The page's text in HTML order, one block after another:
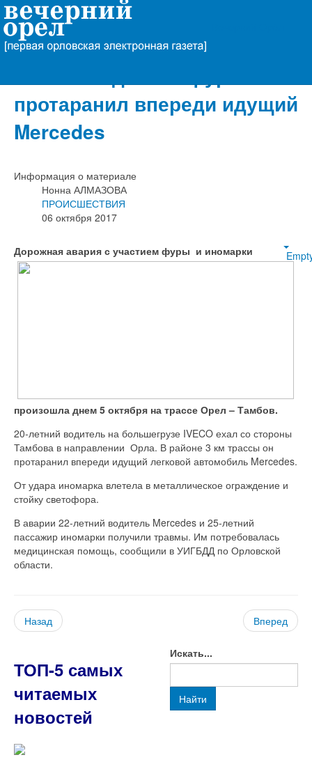
На объездной Орла 20-
протаранил впереди идущий
Mercedes
Информация о материале
Нонна АЛМАЗОВА
ПРОИСШЕСТВИЯ
06 октября 2017
Дорожная авария с участием фуры и иномарки
произошла днем 5 октября на трассе Орел – Тамбов.
20-летний водитель на большегрузе IVECO ехал со стороны
Тамбова в направлении Орла. В районе 3 км трассы он
протаранил впереди идущий легковой автомобиль Mercedes.
От удара иномарка влетела в металлическое ограждение и
стойку светофора.
В аварии 22-летний водитель Mercedes и 25-летний
пассажир иномарки получили травмы. Им потребовалась
медицинская помощь, сообщили в УИГБДД по Орловской
области.
Назад Вперед
ТОП-5 самых
читаемых
новостей
Искать...
Найти